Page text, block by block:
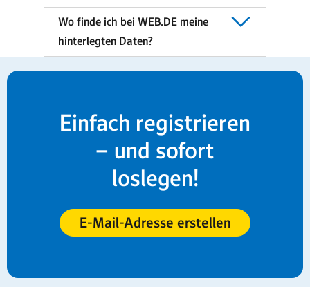
Wo finde ich bei WEB.DE meine
hinterlegten Daten?
Einfach registrieren
– und sofort
loslegen!
E-Mail-Adresse erstellen